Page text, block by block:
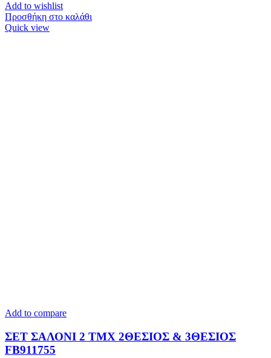
Add to wishlist
Προσθήκη στο καλάθι
Quick view
Add to compare
ΣΕΤ ΣΑΛΟΝΙ 2 TMX 2ΘΕΣΙΟΣ & 3ΘΕΣΙΟΣ
FB911755